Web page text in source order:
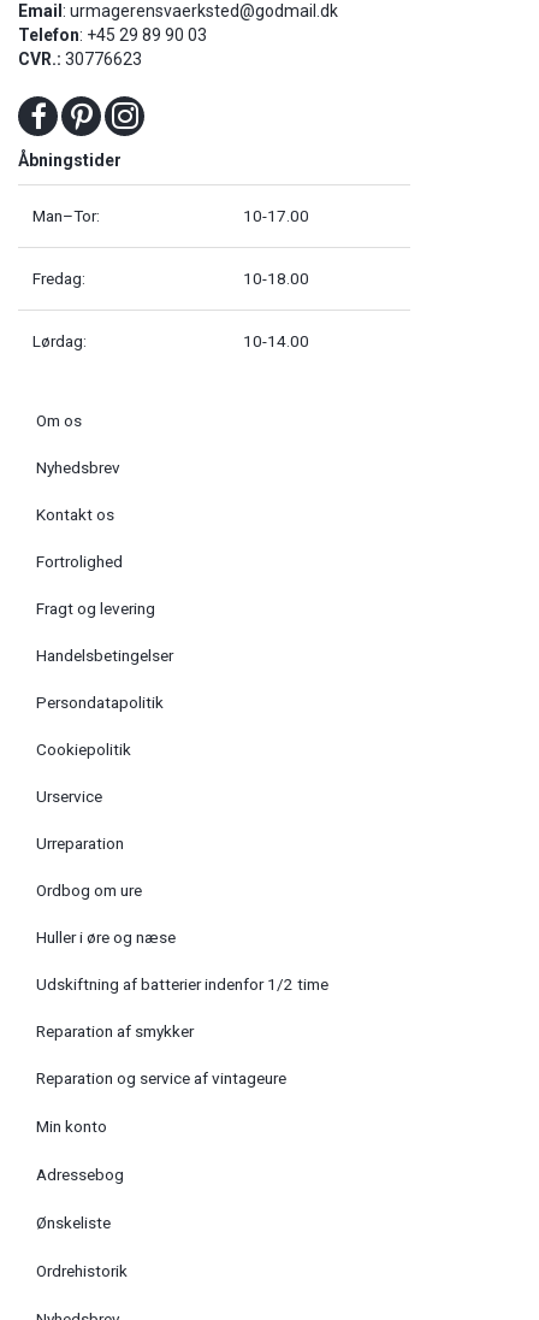
Email : urmagerensvaerksted@godmail.dk
Telefon: +45 29 89 90 03
CVR.: 30776623
Åbningstider
Man–Tor: 10-17.00
Fredag: 10-18.00
Lørdag: 10-14.00
Om os
Nyhedsbrev
Kontakt os
Fortrolighed
Fragt og levering
Handelsbetingelser
Persondatapolitik
Cookiepolitik
Urservice
Urreparation
Ordbog om ure
Huller i øre og næse
Udskiftning af batterier indenfor 1/2 time
Reparation af smykker
Reparation og service af vintageure
Min konto
Adressebog
Ønskeliste
Ordrehistorik